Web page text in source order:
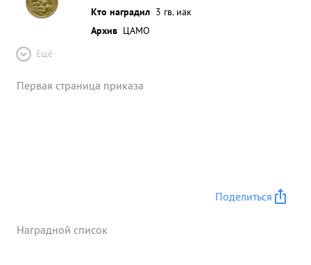
Кто наградил 3 гв. иак
Архив ЦАМО
Ещё
Первая страница приказа
Поделиться
Наградной список